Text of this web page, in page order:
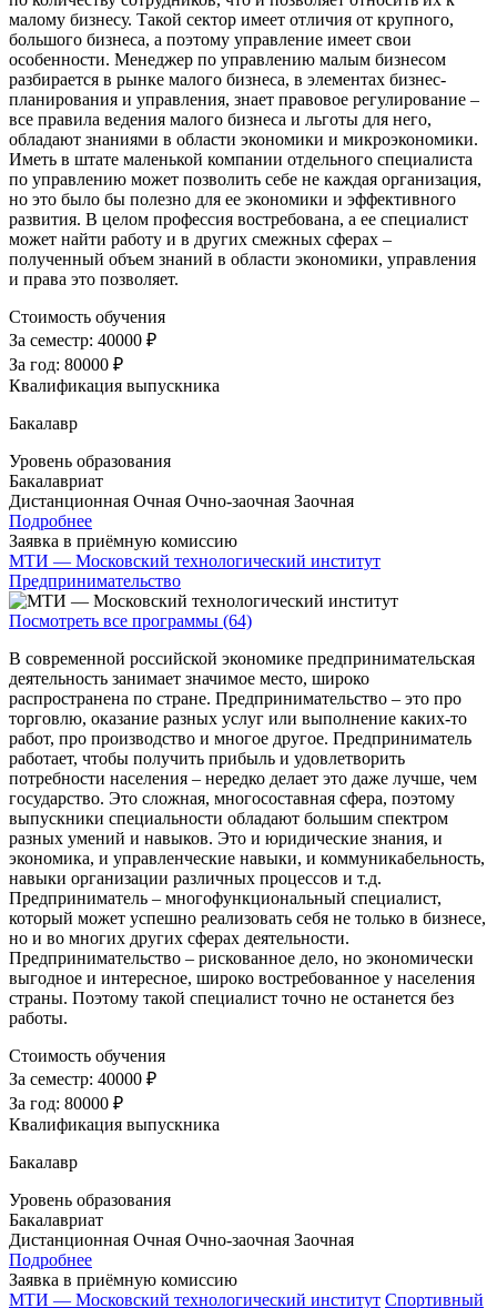
малому бизнесу. Такой сектор имеет отличия от крупного,
большого бизнеса, а поэтому управление имеет свои
особенности. Менеджер по управлению малым бизнесом
разбирается в рынке малого бизнеса, в элементах бизнес-
планирования и управления, знает правовое регулирование –
все правила ведения малого бизнеса и льготы для него,
обладают знаниями в области экономики и микроэкономики.
Иметь в штате маленькой компании отдельного специалиста
по управлению может позволить себе не каждая организация,
но это было бы полезно для ее экономики и эффективного
развития. В целом профессия востребована, а ее специалист
может найти работу и в других смежных сферах –
полученный объем знаний в области экономики, управления
и права это позволяет.
Стоимость обучения
За семестр: 40000 ₽
За год: 80000 ₽
Квалификация выпускника
Бакалавр
Уровень образования
Бакалавриат
Дистанционная Очная Очно-заочная Заочная
Подробнее
Заявка в приёмную комиссию
МТИ — Московский технологический институт
Предпринимательство
Посмотреть все программы (64)
В современной российской экономике предпринимательская
деятельность занимает значимое место, широко
распространена по стране. Предпринимательство – это про
торговлю, оказание разных услуг или выполнение каких-то
работ, про производство и многое другое. Предприниматель
работает, чтобы получить прибыль и удовлетворить
потребности населения – нередко делает это даже лучше, чем
государство. Это сложная, многосоставная сфера, поэтому
выпускники специальности обладают большим спектром
разных умений и навыков. Это и юридические знания, и
экономика, и управленческие навыки, и коммуникабельность,
навыки организации различных процессов и т.д.
Предприниматель – многофункциональный специалист,
который может успешно реализовать себя не только в бизнесе,
но и во многих других сферах деятельности.
Предпринимательство – рискованное дело, но экономически
выгодное и интересное, широко востребованное у населения
страны. Поэтому такой специалист точно не останется без
работы.
Стоимость обучения
За семестр: 40000 ₽
За год: 80000 ₽
Квалификация выпускника
Бакалавр
Уровень образования
Бакалавриат
Дистанционная Очная Очно-заочная Заочная
Подробнее
Заявка в приёмную комиссию
МТИ — Московский технологический институт Спортивный